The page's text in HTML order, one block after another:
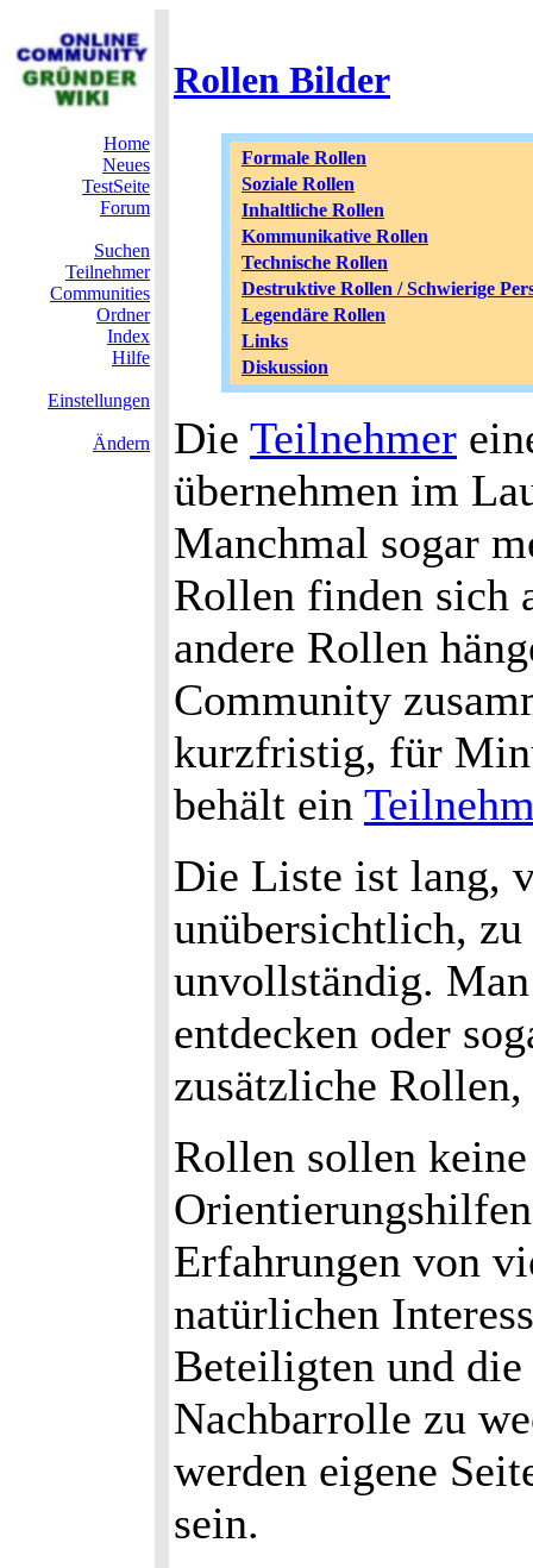
Rollen Bilder
Home
Neues
TestSeite
Forum
Suchen
Teilnehmer
Communities
Ordner
Index
Hilfe
Einstellungen
Ändern
Formale Rollen
Soziale Rollen
Inhaltliche Rollen
Kommunikative Rollen
Technische Rollen
Destruktive Rollen / Schwierige
Legendäre Rollen
Links
Diskussion
Die Teilnehmer
übernehmen im
Manchmal sogar
Rollen finden sich
andere Rollen
Community
kurzfristig, für
behält ein
Die Liste ist lang,
unübersichtlich,
unvollständig.
entdecken oder
zusätzliche
Rollen sollen
Erfahrungen von
natürlichen
Beteiligten und
Nachbarrolle zu
werden eigene
sein.